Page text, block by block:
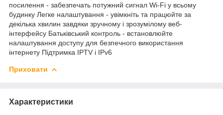
посилення - забезпечать потужний сигнал Wi-Fi у всьому
будинку Легке налаштування - увімкніть та працюйте за
декілька хвилин завдяки зручному і зрозумілому веб-
інтерфейсу Батьківський контроль - встановлюйте
налаштування доступу для безпечного використання
інтернету Підтримка IPTV і IPv6
Приховати
Характеристики